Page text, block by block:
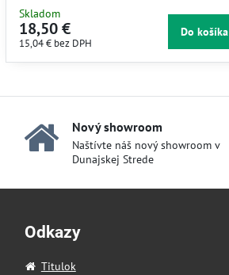
Skladom
18,50 €
15,04 € bez DPH
Do košíka
Nový showroom
Naštívte náš nový showroom v
Dunajskej Strede
Odkazy
Titulok